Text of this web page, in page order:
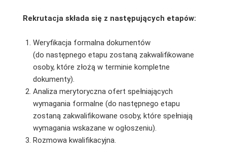
Rekrutacja składa się z następujących etapów:
Weryfikacja formalna dokumentów
(do następnego etapu zostaną zakwalifikowane
osoby, które złożą w terminie kompletne
dokumenty).
Analiza merytoryczna ofert spełniających
wymagania formalne (do następnego etapu
zostaną zakwalifikowane osoby, które spełniają
wymagania wskazane w ogłoszeniu).
Rozmowa kwalifikacyjna.